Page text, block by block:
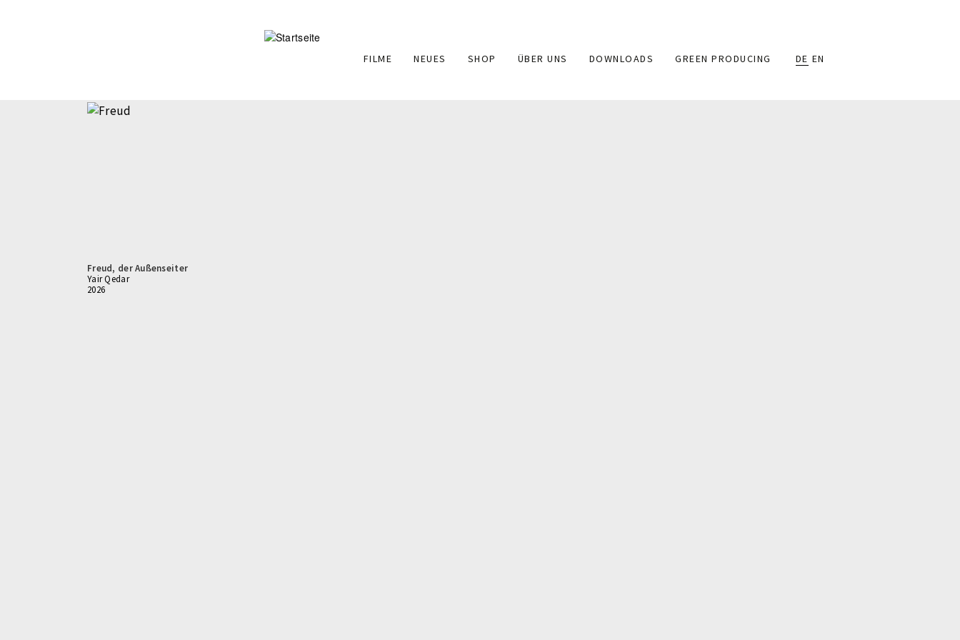
Main
FILME NEUES SHOP ÜBER UNS DOWNLOADS GREEN PRODUCING DE EN
Freud, der Außenseiter
Yair Qedar
2026